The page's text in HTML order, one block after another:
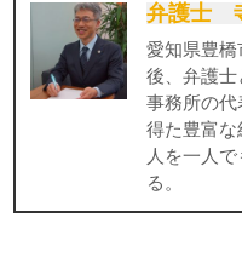
弁護士
愛知県豊
後、弁護
事務所の
得た豊富
人を一人
る。